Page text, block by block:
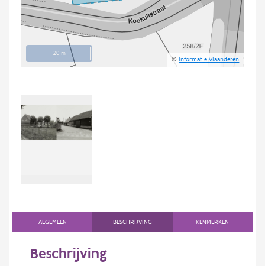
20 m
©Informatie Vlaanderen
ALGEMEEN BESCHRIJVING KENMERKEN
Beschrijving